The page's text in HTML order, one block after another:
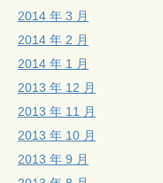
2014 年 3 月
2014 年 2 月
2014 年 1 月
2013 年 12 月
2013 年 11 月
2013 年 10 月
2013 年 9 月